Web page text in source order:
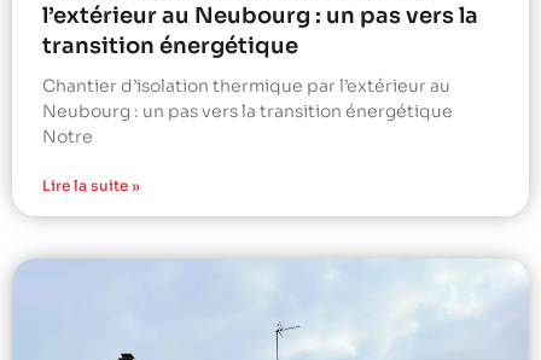
l’extérieur au Neubourg : un pas vers la
transition énergétique
Chantier d’isolation thermique par l’extérieur au
Neubourg : un pas vers la transition énergétique
Notre
Lire la suite »